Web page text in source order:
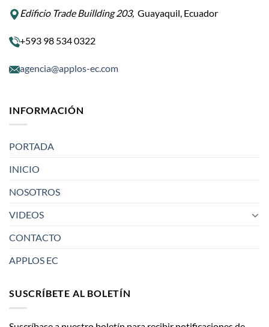
Edificio Trade Buillding 203, Guayaquil, Ecuador
+593 98 534 0322
agencia@applos-ec.com
INFORMACIÓN
PORTADA
INICIO
NOSOTROS
VIDEOS
CONTACTO
APPLOS EC
SUSCRÍBETE AL BOLETÍN